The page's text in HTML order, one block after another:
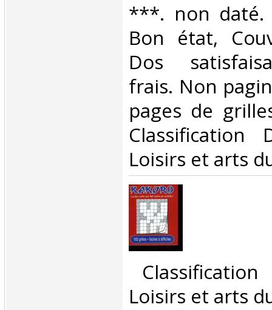
‎***. non daté.
Bon état,
Dos
frais. Non
pages de
Classification
Loisirs et arts
Loisirs et arts